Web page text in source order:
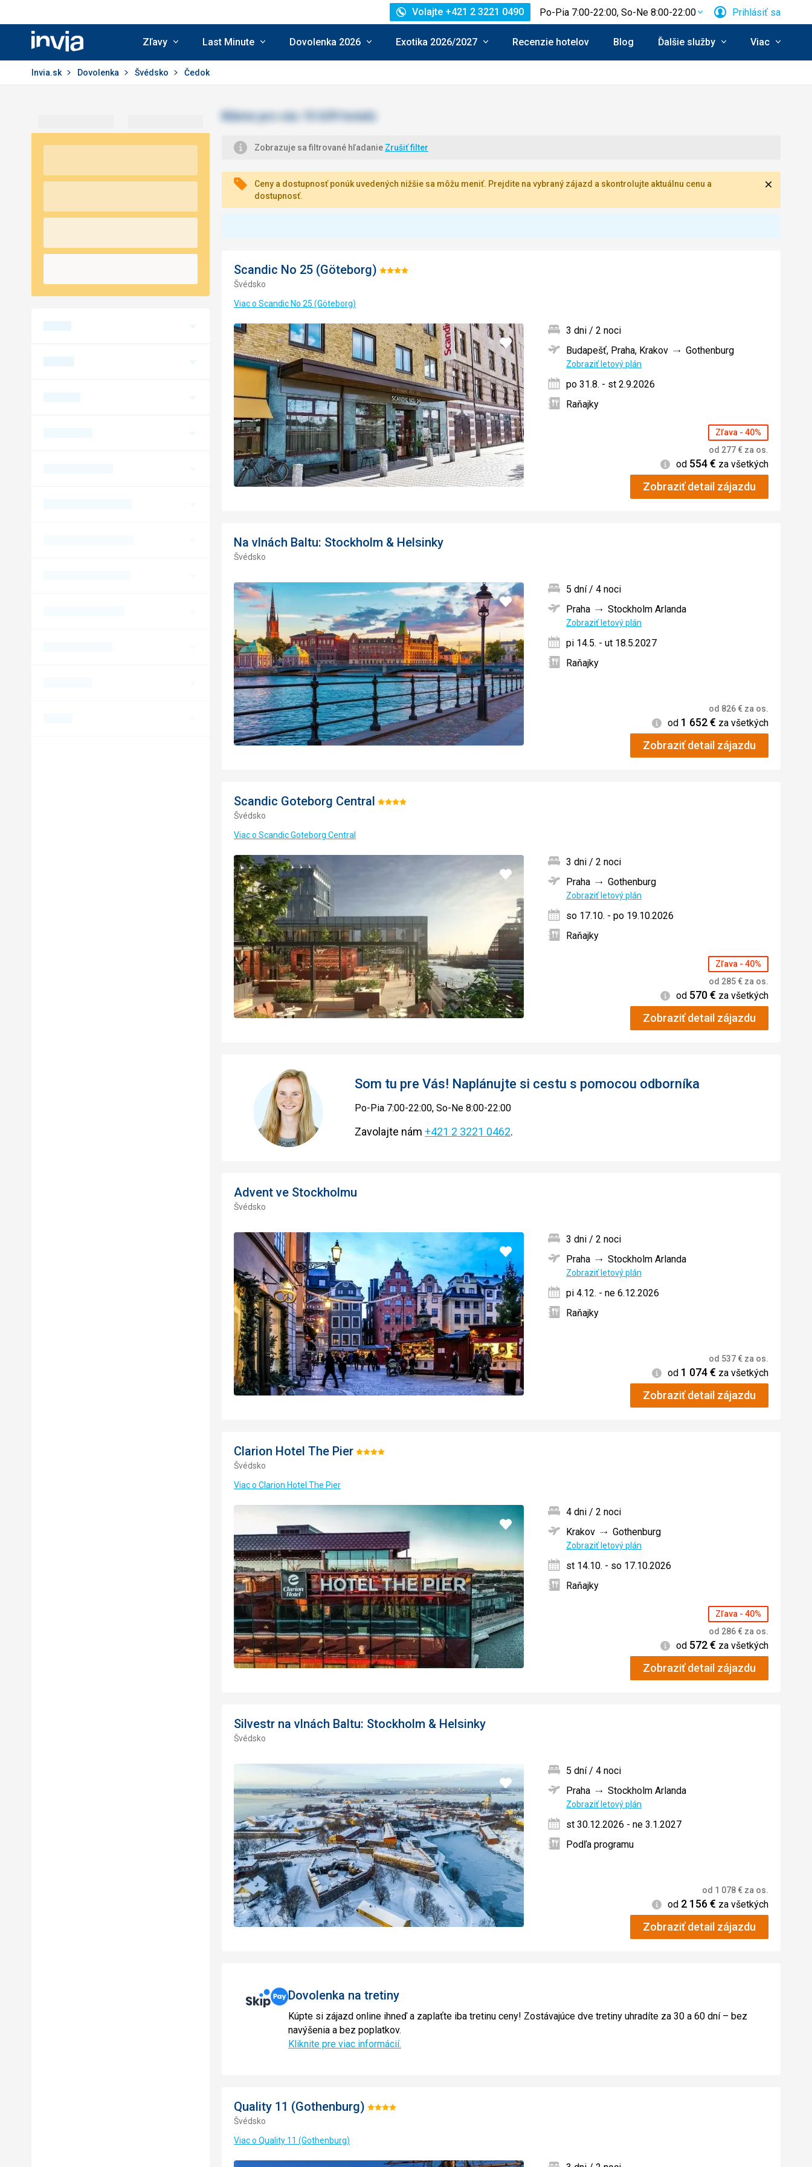
Invia.sk
Volajte +421 2 3221 0490 Po-Pia 7:00-22:00, So-Ne 8:00-22:00 Prihlásiť sa
Zľavy Last Minute Dovolenka 2026 Exotika 2026/2027 Recenzie hotelov Blog Ďalšie služby Viac
Invia.sk Dovolenka Švédsko Čedok
Zobrazuje sa filtrované hľadanie Zrušiť filter
Ceny a dostupnosť ponúk uvedených nižšie sa môžu meniť. Prejdite na vybraný zájazd a skontrolujte aktuálnu cenu a
dostupnosť.
Scandic No 25 (Göteborg) Hodnotenie:
Švédsko
Viac o Scandic No 25 (Göteborg)
Pridať
do
obľúbených
3 dni / 2 noci
Budapešť, Praha, Krakov
Gothenburg
Zobraziť letový plán
po 31.8. - st 2.9.2026
Raňajky
Zľava - 40%
od 277€ za os.
Informácie
od 554€ za všetkých
Zobraziť detail zájazdu
Na vlnách Baltu: Stockholm & Helsinky
Švédsko
Pridať
do
obľúbených
5 dní / 4 noci
Praha
Stockholm Arlanda
Zobraziť letový plán
pi 14.5. - ut 18.5.2027
Raňajky
od 826€ za os.
Informácie
od 1 652€ za všetkých
Zobraziť detail zájazdu
Scandic Goteborg Central Hodnotenie:
Švédsko
Viac o Scandic Goteborg Central
Pridať
3 dni / 2 noci
Praha
Gothenburg
Zobraziť letový plán
so 17.10. - po 19.10.2026
Raňajky
Zľava - 40%
od 285€ za os.
Informácie
od 570€ za všetkých
Zobraziť detail zájazdu
Som tu pre Vás! Naplánujte si cestu s pomocou odborníka
Po-Pia 7:00-22:00, So-Ne 8:00-22:00
Zavolajte nám +421 2 3221 0462.
Advent ve Stockholmu
Švédsko
Pridať
do
obľúbených
3 dni / 2 noci
Praha
Stockholm Arlanda
Zobraziť letový plán
pi 4.12. - ne 6.12.2026
Raňajky
od 537€ za os.
Informácie
od 1 074€ za všetkých
Zobraziť detail zájazdu
Clarion Hotel The Pier Hodnotenie:
Švédsko
Viac o Clarion Hotel The Pier
Pridať
do
obľúbených
4 dni / 2 noci
Krakov
Gothenburg
Zobraziť letový plán
st 14.10. - so 17.10.2026
Raňajky
Zľava - 40%
od 286€ za os.
Informácie
od 572€ za všetkých
Zobraziť detail zájazdu
Silvestr na vlnách Baltu: Stockholm & Helsinky
Švédsko
Pridať
do
obľúbených
5 dní / 4 noci
Praha
Stockholm Arlanda
Zobraziť letový plán
st 30.12.2026 - ne 3.1.2027
Podľa programu
od 1 078€ za os.
Informácie
od 2 156€ za všetkých
Zobraziť detail zájazdu
Dovolenka na tretiny
Kúpte si zájazd online ihneď a zaplaťte iba tretinu ceny! Zostávajúce dve tretiny uhradíte za 30 a 60 dní – bez
navýšenia a bez poplatkov.
Kliknite pre viac informácií.
Quality 11 (Gothenburg) Hodnotenie:
Švédsko
Viac o Quality 11 (Gothenburg)